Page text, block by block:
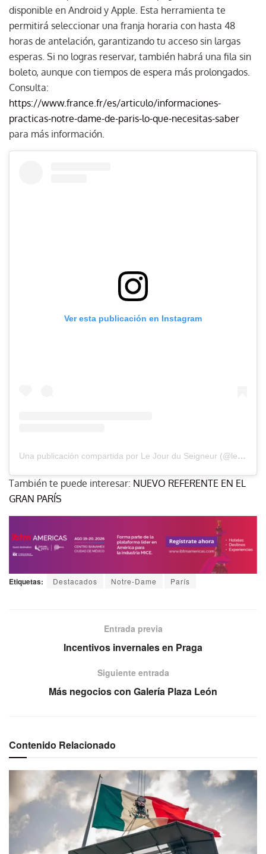
disponible en Android y Apple. Esta herramienta te
permitirá seleccionar una franja horaria con hasta 48
horas de antelación, garantizando tu acceso sin largas
esperas. Si no logras reservar, también habrá una fila sin
boleto, aunque con tiempos de espera más prolongados.
Consulta:
https://www.france.fr/es/articulo/informaciones-
practicas-notre-dame-de-paris-lo-que-necesitas-saber
para más información.
Ver esta publicación en Instagram
Una publicación compartida por Le Jour du Seigneur (@lejourduseigneur)
También te puede interesar: NUEVO REFERENTE EN EL
GRAN PARÍS
Etiquetas: Destacados Notre-Dame París
Entrada previa
Incentivos invernales en Praga
Siguiente entrada
Más negocios con Galería Plaza León
Contenido Relacionado